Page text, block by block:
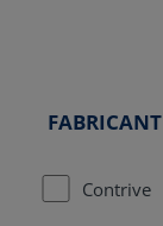
FABRICANT
Contrive